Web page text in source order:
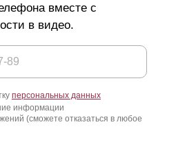
загородных участков,
мест для семейного и
данная модель для
и частных
смотрится в заборах
так и в высоких.
вместе с
в видео.
персональных данных
информации
(сможете отказаться в любое